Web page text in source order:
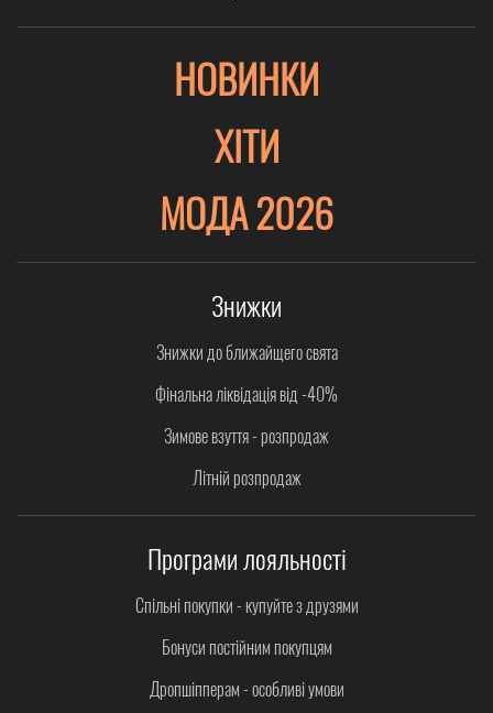
НОВИНКИ
ХІТИ
МОДА 2026
Знижки
Знижки до ближайщего свята
Фінальна ліквідація від -40%
Зимове взуття - розпродаж
Літній розпродаж
Програми лояльності
Спільні покупки - купуйте з друзями
Бонуси постійним покупцям
Дропшіпперам - особливі умови